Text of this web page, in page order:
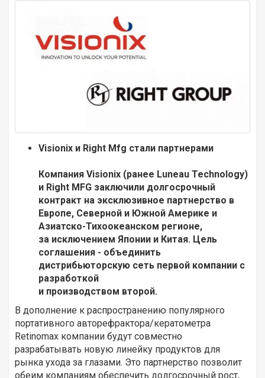
Visionix и Right Mfg стали партнерами
Компания Visionix (ранее Luneau Technology)
и Right MFG заключили долгосрочный
контракт на эксклюзивное партнерство в
Европе, Северной и Южной Америке и
Азиатско-Тихоокеанском регионе,
за исключением Японии и Китая. Цель
соглашения - объединить
дистрибьюторскую сеть первой компании с
разработкой
и производством второй.
В дополнение к распространению популярного
портативного авторефрактора/кератометра
Retinomax компании будут совместно
разрабатывать новую линейку продуктов для
рынка ухода за глазами. Это партнерство позволит
обеим компаниям обеспечить долгосрочный рост,